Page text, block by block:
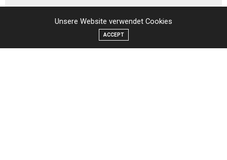
Unsere Website verwendet Cookies
ACCEPT